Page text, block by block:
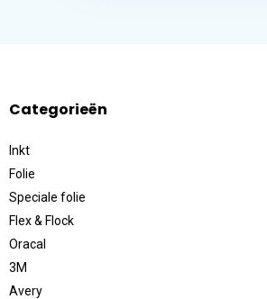
Categorieën
Inkt
Folie
Speciale folie
Flex & Flock
Oracal
3M
Avery